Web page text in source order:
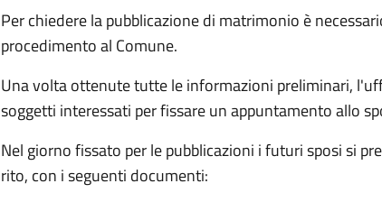
Per chiedere la pubblicazione di matrimonio è
procedimento al Comune.
Una volta ottenute tutte le informazioni preliminari,
soggetti interessati per fissare un appuntamento allo
Nel giorno fissato per le pubblicazioni i futuri sposi si
rito, con i seguenti documenti: